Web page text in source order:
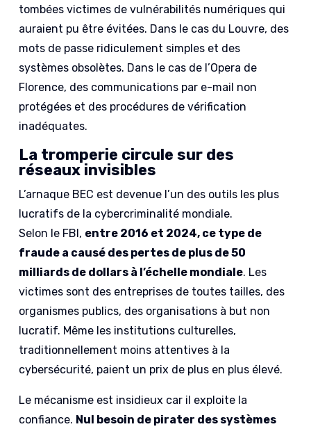
tombées victimes de vulnérabilités numériques qui
auraient pu être évitées. Dans le cas du Louvre, des
mots de passe ridiculement simples et des
systèmes obsolètes. Dans le cas de l’Opera de
Florence, des communications par e-mail non
protégées et des procédures de vérification
inadéquates.
La tromperie circule sur des
réseaux invisibles
L’arnaque BEC est devenue l’un des outils les plus
lucratifs de la cybercriminalité mondiale.
Selon le FBI, entre 2016 et 2024, ce type de
fraude a causé des pertes de plus de 50
milliards de dollars à l’échelle mondiale. Les
victimes sont des entreprises de toutes tailles, des
organismes publics, des organisations à but non
lucratif. Même les institutions culturelles,
traditionnellement moins attentives à la
cybersécurité, paient un prix de plus en plus élevé.
Le mécanisme est insidieux car il exploite la
confiance. Nul besoin de pirater des systèmes